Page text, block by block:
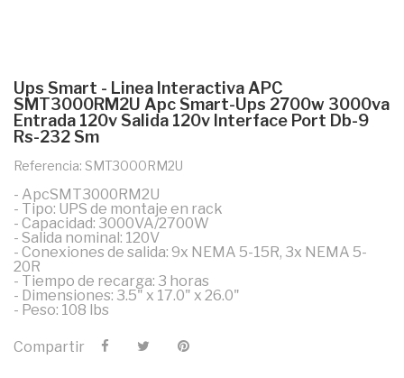
Ups Smart - Linea Interactiva APC
SMT3000RM2U Apc Smart-Ups 2700w 3000va
Entrada 120v Salida 120v Interface Port Db-9
Rs-232 Sm
Referencia: SMT3000RM2U
- ApcSMT3000RM2U
- Tipo: UPS de montaje en rack
- Capacidad: 3000VA/2700W
- Salida nominal: 120V
- Conexiones de salida: 9x NEMA 5-15R, 3x NEMA 5-
20R
- Tiempo de recarga: 3 horas
- Dimensiones: 3.5" x 17.0" x 26.0"
- Peso: 108 lbs
Compartir